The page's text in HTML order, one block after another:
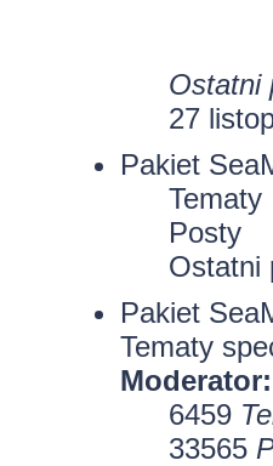
Ostatni
27
Pakiet
Tematy
Posty
Ostatni
Pakiet
Tematy
Moderator:
6459
33565